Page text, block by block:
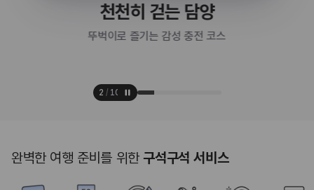
천천히 걷는 담양
뚜벅이로 즐기는 감성 충전 코스
2 / 10
완벽한 여행 준비를 위한구석구석 서비스